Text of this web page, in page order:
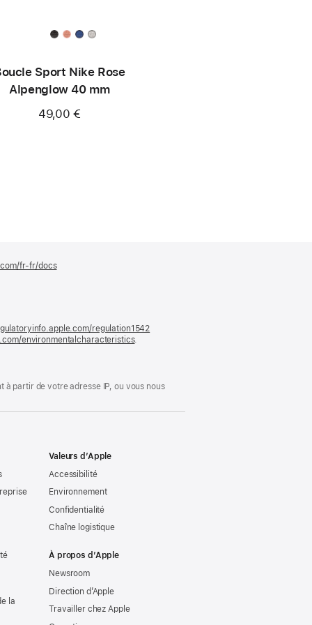
Sport Nike Rose
Alpenglow 40 mm
49,00 €
fr-fr/docs(s’ouvre
regulation1542
environmentalcharacteristics.
partir de votre adresse IP, ou vous nous
la
Valeurs d’Apple
Accessibilité
Environnement
Confidentialité
Chaîne logistique
À propos d’Apple
Newsroom
Direction d’Apple
Travailler chez Apple